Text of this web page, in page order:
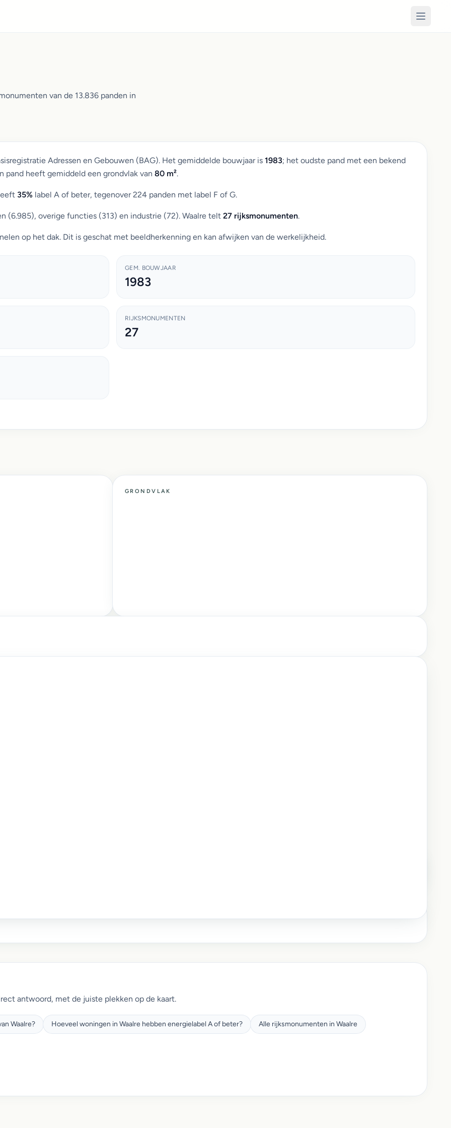
van de 13.836 panden in
Adressen en Gebouwen (BAG). Het gemiddelde bouwjaar is 1983; het oudste pand met een bekend
pand heeft gemiddeld een grondvlak van 80 m².
35% label A of beter, tegenover 224 panden met label F of G.
(6.985), overige functies (313) en industrie (72). Waalre telt 27 rijksmonumenten.
op het dak. Dit is geschat met beeldherkenning en kan afwijken van de werkelijkheid.
GEM. BOUWJAAR
1983
RIJKSMONUMENTEN
27
GRONDVLAK
antwoord, met de juiste plekken op de kaart.
Waalre? Hoeveel woningen in Waalre hebben energielabel A of beter? Alle rijksmonumenten in Waalre